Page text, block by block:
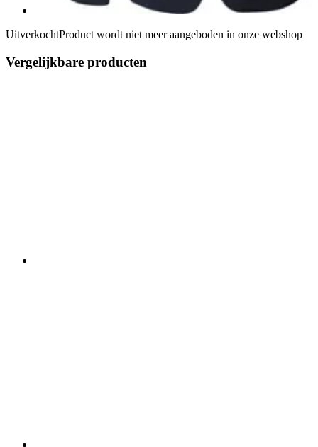
UitverkochtProduct wordt niet meer aangeboden in onze webshop
Vergelijkbare producten